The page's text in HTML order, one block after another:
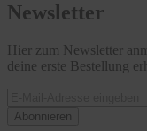
Newsletter
Hier zum Newsletter
deine erste Bestellung
Abonnieren